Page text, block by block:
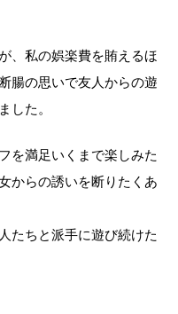
、私の娯楽費を賄えるほ
腸の思いで友人からの遊
した。
を満足いくまで楽しみた
からの誘いを断りたくあ
たちと派手に遊び続けた